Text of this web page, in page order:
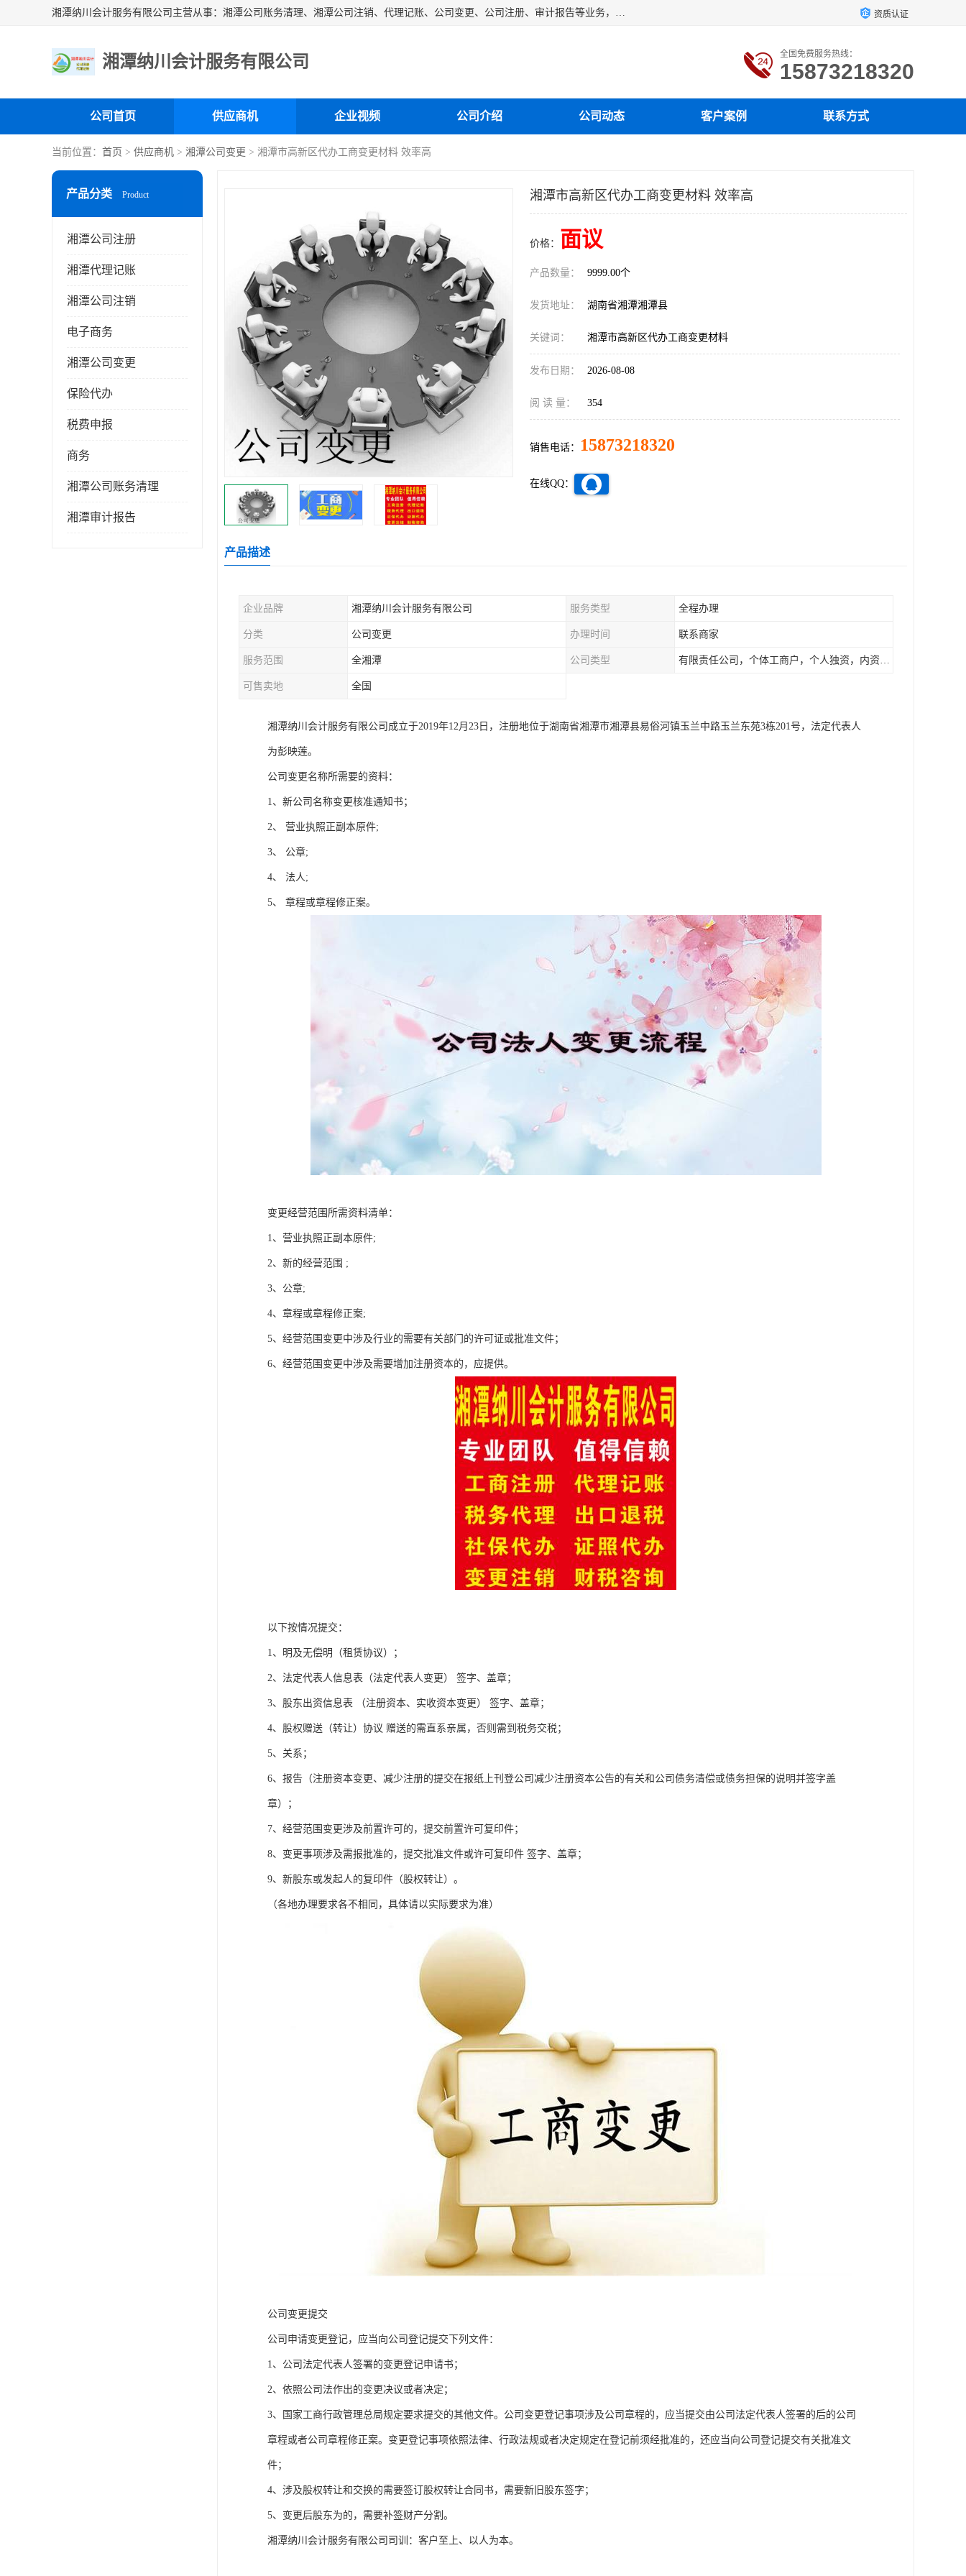
湘潭纳川会计服务有限公司主营从事：湘潭公司账务清理、湘潭公司注销、代理记账、公司变更、公司注册、审计报告等业务，公司设立有专门的代理注册部门，现有工商代办专员，部门经理从事工商代办多年，对各地区公司注册、公司变更、进出口业务等流程以及各行业公司注册、变更所需注意的细节都非常熟悉。 资质认证
湘潭纳川会计服务有限公司 全国免费服务热线：
15873218320
公司首页 供应商机 企业视频 公司介绍 公司动态 客户案例 联系方式
当前位置： 首页 > 供应商机 > 湘潭公司变更 > 湘潭市高新区代办工商变更材料 效率高
产品分类 Product
湘潭公司注册
湘潭代理记账
湘潭公司注销
电子商务
湘潭公司变更
保险代办
税费申报
商务
湘潭公司账务清理
湘潭审计报告
湘潭市高新区代办工商变更材料 效率高
价格： 面议
产品数量： 9999.00个
发货地址： 湖南省湘潭湘潭县
关键词： 湘潭市高新区代办工商变更材料
发布日期： 2026-08-08
阅 读 量： 354
销售电话： 15873218320
在线QQ：
产品描述
企业品牌 湘潭纳川会计服务有限公司 服务类型 全程办理
分类 公司变更 办理时间 联系商家
服务范围 全湘潭 公司类型 有限责任公司，个体工商户，个人独资，内资，外资
可售卖地 全国
湘潭纳川会计服务有限公司成立于2019年12月23日，注册地位于湖南省湘潭市湘潭县易俗河镇玉兰中路玉兰东苑3栋201号，法定代表人
为彭映莲。
公司变更名称所需要的资料：
1、新公司名称变更核准通知书；
2、 营业执照正副本原件;
3、 公章;
4、 法人;
5、 章程或章程修正案。
变更经营范围所需资料清单：
1、营业执照正副本原件;
2、新的经营范围 ;
3、公章;
4、章程或章程修正案;
5、经营范围变更中涉及行业的需要有关部门的许可证或批准文件；
6、经营范围变更中涉及需要增加注册资本的，应提供。
以下按情况提交：
1、明及无偿明（租赁协议）；
2、法定代表人信息表（法定代表人变更） 签字、盖章；
3、股东出资信息表 （注册资本、实收资本变更） 签字、盖章；
4、股权赠送（转让）协议 赠送的需直系亲属，否则需到税务交税；
5、关系；
6、报告（注册资本变更、减少注册的提交在报纸上刊登公司减少注册资本公告的有关和公司债务清偿或债务担保的说明并签字盖
章）；
7、经营范围变更涉及前置许可的，提交前置许可复印件；
8、变更事项涉及需报批准的，提交批准文件或许可复印件 签字、盖章；
9、新股东或发起人的复印件（股权转让）。
（各地办理要求各不相同，具体请以实际要求为准）
公司变更提交
公司申请变更登记，应当向公司登记提交下列文件：
1、公司法定代表人签署的变更登记申请书；
2、依照公司法作出的变更决议或者决定；
3、国家工商行政管理总局规定要求提交的其他文件。公司变更登记事项涉及公司章程的，应当提交由公司法定代表人签署的后的公司
章程或者公司章程修正案。变更登记事项依照法律、行政法规或者决定规定在登记前须经批准的，还应当向公司登记提交有关批准文
件；
4、涉及股权转让和交换的需要签订股权转让合同书，需要新旧股东签字；
5、变更后股东为的，需要补签财产分割。
湘潭纳川会计服务有限公司司训：客户至上、以人为本。